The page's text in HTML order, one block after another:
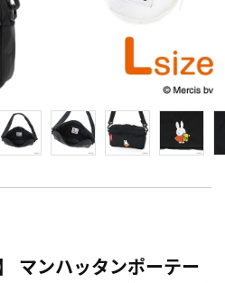
マンハッタンポーテー